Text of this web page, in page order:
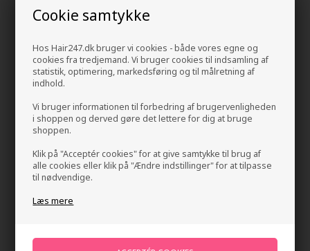
Cookie samtykke
Hos Hair247.dk bruger vi cookies - både vores egne og
cookies fra tredjemand. Vi bruger cookies til indsamling af
statistik, optimering, markedsføring og til målretning af
indhold.
Vi bruger informationen til forbedring af brugervenligheden
i shoppen og derved gøre det lettere for dig at bruge
shoppen.
Klik på "Acceptér cookies" for at give samtykke til brug af
alle cookies eller klik på "Ændre indstillinger" for at tilpasse
til nødvendige.
Læs mere